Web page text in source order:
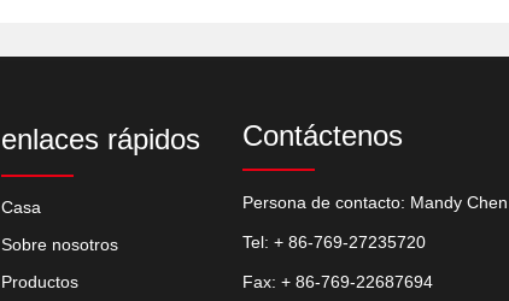
enlaces rápidos
Casa
Sobre nosotros
Productos
Contáctenos
Persona de contacto: Mandy Chen
Tel: + 86-769-27235720
Fax: + 86-769-22687694